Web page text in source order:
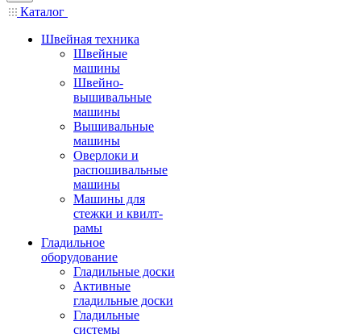
Каталог
Швейная техника
Швейные
машины
Швейно-
вышивальные
машины
Вышивальные
машины
Оверлоки и
распошивальные
машины
Машины для
стежки и квилт-
рамы
Гладильное
оборудование
Гладильные доски
Активные
гладильные доски
Гладильные
системы